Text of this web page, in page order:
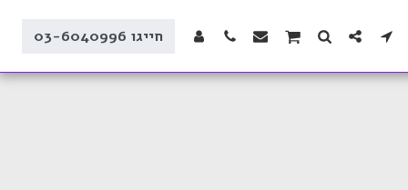
חייגו 03-6040996